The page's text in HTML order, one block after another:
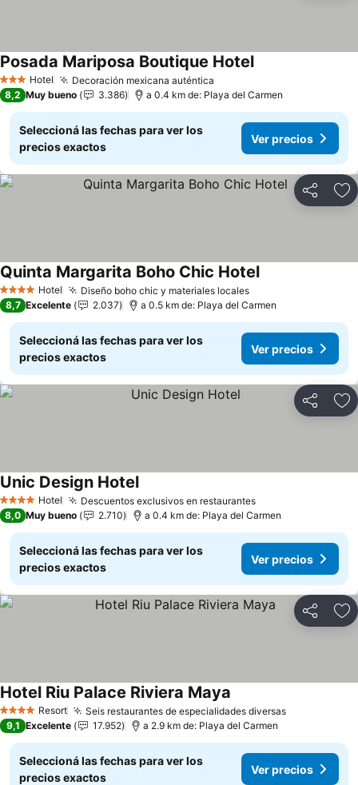
3 Estrellas
Hotel Decoración mexicana auténtica
Posada Mariposa Boutique Hotel
8,2 Muy bueno 3.386 a 0.4 km de: Playa del Carmen
Seleccioná las fechas para ver los
precios exactos
Ver precios
Compartir
4 EstrellasHotel Diseño boho chic y materiales locales
Quinta Margarita Boho Chic Hotel
8,7 Excelente 2.037 a 0.5 km de: Playa del Carmen
Seleccioná las fechas para ver los
precios exactos
Ver precios
Compartir
4 EstrellasHotel Descuentos exclusivos en restaurantes
Unic Design Hotel
8,0 Muy bueno 2.710 a 0.4 km de: Playa del Carmen
Seleccioná las fechas para ver los
precios exactos
Ver precios
Compartir
4 EstrellasResort Seis restaurantes de especialidades diversas
Hotel Riu Palace Riviera Maya
9,1 Excelente 17.952 a 2.9 km de: Playa del Carmen
Seleccioná las fechas para ver los
precios exactos
Ver precios